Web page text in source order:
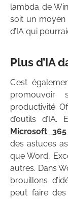
lambda de
soit un
d’IA qui
Plus d’IA
C’est
promouvoir
productivité
d’outils
Microsoft
des astuces
que Word,
autres. Dans
brouillons
peut faire des